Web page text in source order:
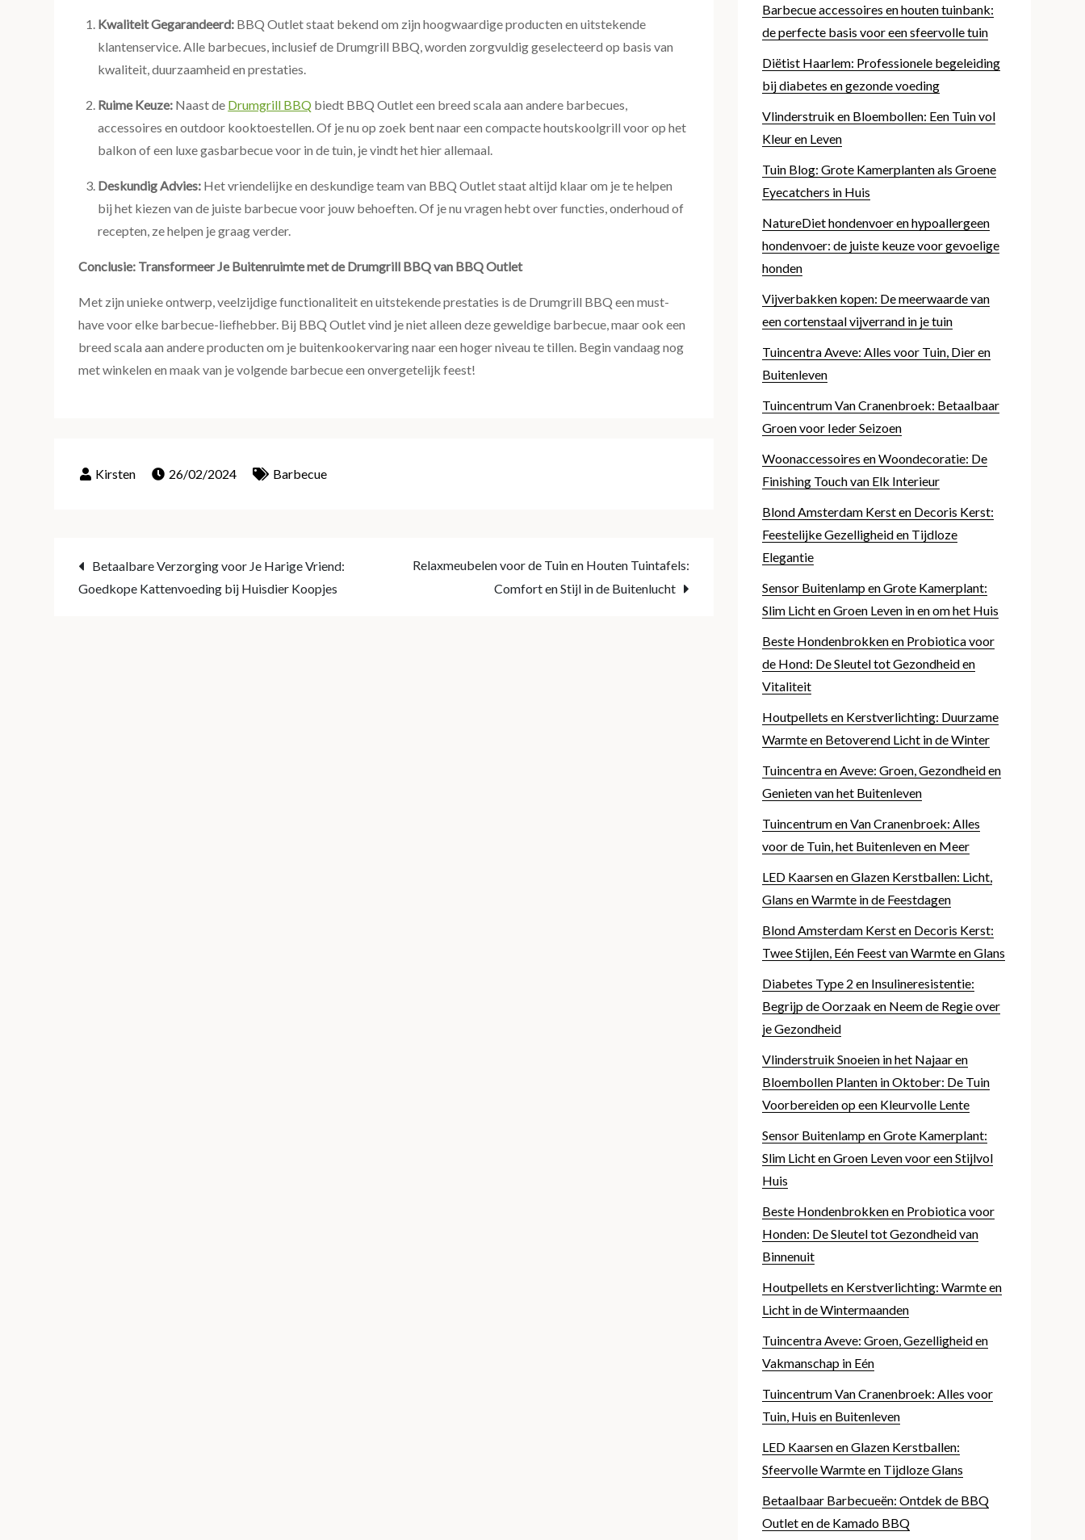
Kwaliteit Gegarandeerd: BBQ Outlet staat bekend om zijn hoogwaardige producten en uitstekende
klantenservice. Alle barbecues, inclusief de Drumgrill BBQ, worden zorgvuldig geselecteerd op basis van
kwaliteit, duurzaamheid en prestaties.
Ruime Keuze: Naast de Drumgrill BBQ biedt BBQ Outlet een breed scala aan andere barbecues,
accessoires en outdoor kooktoestellen. Of je nu op zoek bent naar een compacte houtskoolgrill voor op het
balkon of een luxe gasbarbecue voor in de tuin, je vindt het hier allemaal.
Deskundig Advies: Het vriendelijke en deskundige team van BBQ Outlet staat altijd klaar om je te helpen
bij het kiezen van de juiste barbecue voor jouw behoeften. Of je nu vragen hebt over functies, onderhoud of
recepten, ze helpen je graag verder.
Conclusie: Transformeer Je Buitenruimte met de Drumgrill BBQ van BBQ Outlet
Met zijn unieke ontwerp, veelzijdige functionaliteit en uitstekende prestaties is de Drumgrill BBQ een must-
have voor elke barbecue-liefhebber. Bij BBQ Outlet vind je niet alleen deze geweldige barbecue, maar ook een
breed scala aan andere producten om je buitenkookervaring naar een hoger niveau te tillen. Begin vandaag nog
met winkelen en maak van je volgende barbecue een onvergetelijk feest!
26/02/2024 Barbecue
Post
Betaalbare Verzorging voor Je Harige Vriend:
Goedkope Kattenvoeding bij Huisdier Koopjes
Relaxmeubelen voor de Tuin en Houten Tuintafels:
Comfort en Stijl in de Buitenlucht
Barbecue accessoires en houten tuinbank:
de perfecte basis voor een sfeervolle tuin
Diëtist Haarlem: Professionele begeleiding
bij diabetes en gezonde voeding
Vlinderstruik en Bloembollen: Een Tuin vol
Kleur en Leven
Tuin Blog: Grote Kamerplanten als Groene
Eyecatchers in Huis
NatureDiet hondenvoer en hypoallergeen
hondenvoer: de juiste keuze voor gevoelige
honden
Vijverbakken kopen: De meerwaarde van
een cortenstaal vijverrand in je tuin
Tuincentra Aveve: Alles voor Tuin, Dier en
Buitenleven
Tuincentrum Van Cranenbroek: Betaalbaar
Groen voor Ieder Seizoen
Woonaccessoires en Woondecoratie: De
Finishing Touch van Elk Interieur
Blond Amsterdam Kerst en Decoris Kerst:
Feestelijke Gezelligheid en Tijdloze
Elegantie
Sensor Buitenlamp en Grote Kamerplant:
Slim Licht en Groen Leven in en om het Huis
Beste Hondenbrokken en Probiotica voor
de Hond: De Sleutel tot Gezondheid en
Vitaliteit
Houtpellets en Kerstverlichting: Duurzame
Warmte en Betoverend Licht in de Winter
Tuincentra en Aveve: Groen, Gezondheid en
Genieten van het Buitenleven
Tuincentrum en Van Cranenbroek: Alles
voor de Tuin, het Buitenleven en Meer
LED Kaarsen en Glazen Kerstballen: Licht,
Glans en Warmte in de Feestdagen
Blond Amsterdam Kerst en Decoris Kerst:
Twee Stijlen, Eén Feest van Warmte en Glans
Diabetes Type 2 en Insulineresistentie:
Begrijp de Oorzaak en Neem de Regie over
je Gezondheid
Vlinderstruik Snoeien in het Najaar en
Bloembollen Planten in Oktober: De Tuin
Voorbereiden op een Kleurvolle Lente
Sensor Buitenlamp en Grote Kamerplant:
Slim Licht en Groen Leven voor een Stijlvol
Huis
Beste Hondenbrokken en Probiotica voor
Honden: De Sleutel tot Gezondheid van
Binnenuit
Houtpellets en Kerstverlichting: Warmte en
Licht in de Wintermaanden
Tuincentra Aveve: Groen, Gezelligheid en
Vakmanschap in Eén
Tuincentrum Van Cranenbroek: Alles voor
Tuin, Huis en Buitenleven
LED Kaarsen en Glazen Kerstballen:
Sfeervolle Warmte en Tijdloze Glans
Betaalbaar Barbecueën: Ontdek de BBQ
Outlet en de Kamado BBQ